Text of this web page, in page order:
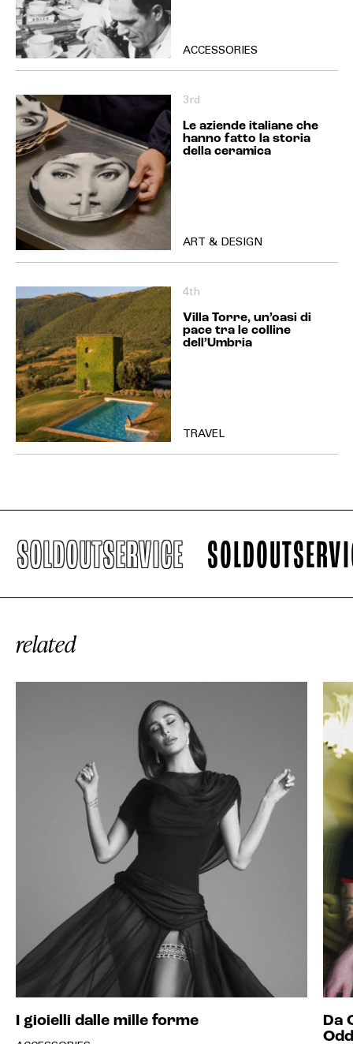
ACCESSORIES
3rd
Le aziende italiane che
hanno fatto la storia
della ceramica
ART & DESIGN
4th
Villa Torre, un’oasi di
pace tra le colline
dell’Umbria
TRAVEL
SOLDOUTSERVICE
related
I gioielli dalle mille forme
Da